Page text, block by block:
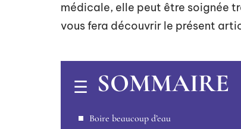
médicale, elle peut être soignée
vous fera découvrir le présent
SOMMAIRE
Boire beaucoup d’eau